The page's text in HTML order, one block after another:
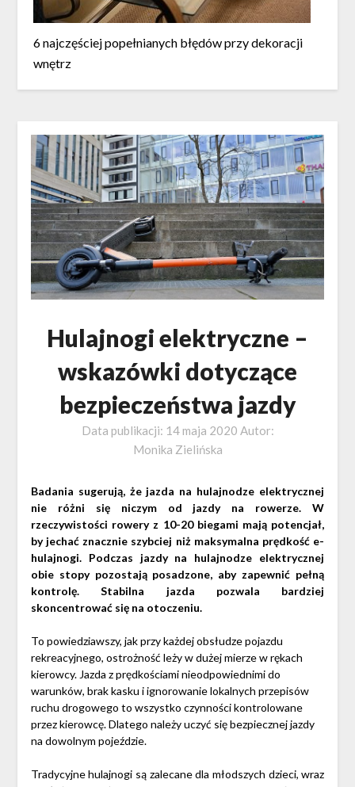
6 najczęściej popełnianych błędów przy dekoracji
wnętrz
Hulajnogi elektryczne –
wskazówki dotyczące
bezpieczeństwa jazdy
Data publikacji: 14 maja 2020 Autor:
Monika Zielińska
Badania sugerują, że jazda na hulajnodze elektrycznej
nie różni się niczym od jazdy na rowerze. W
rzeczywistości rowery z 10-20 biegami mają potencjał,
by jechać znacznie szybciej niż maksymalna prędkość e-
hulajnogi. Podczas jazdy na hulajnodze elektrycznej
obie stopy pozostają posadzone, aby zapewnić pełną
kontrolę. Stabilna jazda pozwala bardziej
skoncentrować się na otoczeniu.
To powiedziawszy, jak przy każdej obsłudze pojazdu
rekreacyjnego, ostrożność leży w dużej mierze w rękach
kierowcy. Jazda z prędkościami nieodpowiednimi do
warunków, brak kasku i ignorowanie lokalnych przepisów
ruchu drogowego to wszystko czynności kontrolowane
przez kierowcę. Dlatego należy uczyć się bezpiecznej jazdy
na dowolnym pojeździe.
Tradycyjne hulajnogi są zalecane dla młodszych dzieci, wraz